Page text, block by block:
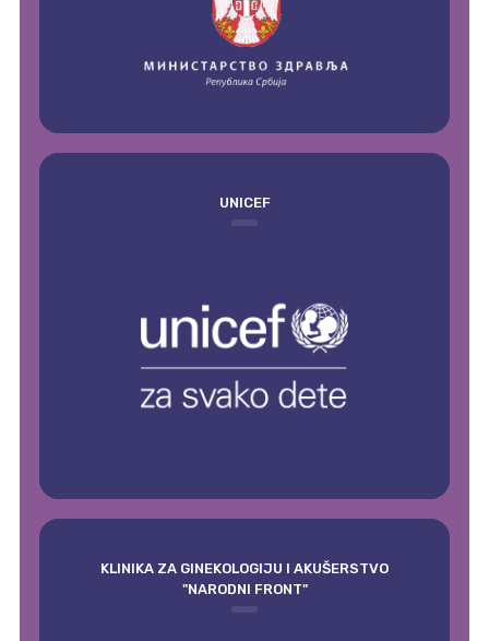
UNICEF
KLINIKA ZA GINEKOLOGIJU I AKUŠERSTVO
"NARODNI FRONT"